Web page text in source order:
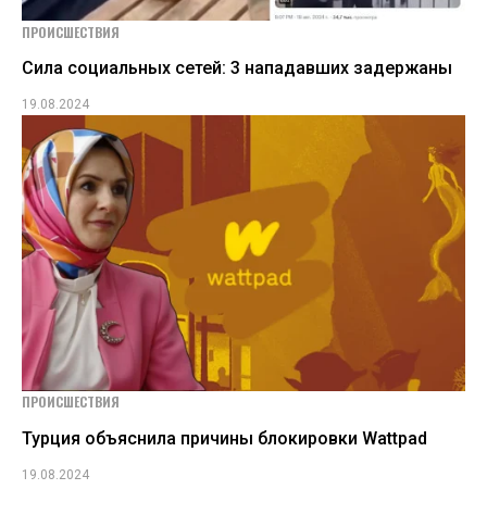
ПРОИСШЕСТВИЯ
Сила социальных сетей: 3 нападавших задержаны
19.08.2024
ПРОИСШЕСТВИЯ
Турция объяснила причины блокировки Wattpad
19.08.2024